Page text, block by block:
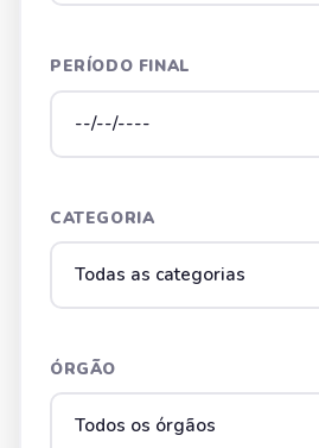
PERÍODO FINAL
CATEGORIA
ÓRGÃO